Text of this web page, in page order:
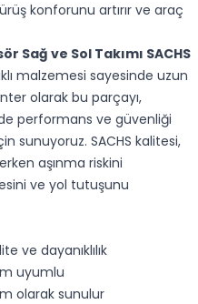
konforunu artırır ve araç
Sağ ve Sol Takımı SACHS
malzemesi sayesinde uzun
olarak bu parçayı,
performans ve güvenliği
sunuyoruz. SACHS kalitesi,
aşınma riskini
ve yol tutuşunu
ve dayanıklılık
uyumlu
olarak sunulur